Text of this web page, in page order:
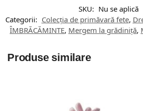
SKU: Nu se aplică
Categorii: Colecția de primăvară fete,
ÎMBRĂCĂMINTE, Mergem la grădiniță,
Produse similare